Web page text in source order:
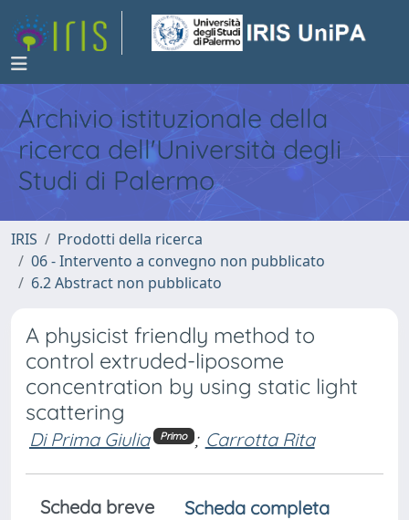
Archivio istituzionale della
ricerca dell'Università degli
Studi di Palermo
IRIS
Prodotti della ricerca
06 - Intervento a convegno non pubblicato
6.2 Abstract non pubblicato
A physicist friendly method to
control extruded-liposome
concentration by using static light
scattering
Di Prima Giulia Primo ; Carrotta Rita
Scheda breve
Scheda completa